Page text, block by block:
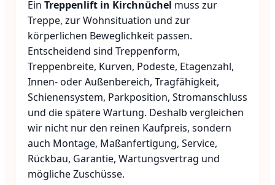
Ein Treppenlift in Kirchnüchel muss zur
Treppe, zur Wohnsituation und zur
körperlichen Beweglichkeit passen.
Entscheidend sind Treppenform,
Treppenbreite, Kurven, Podeste, Etagenzahl,
Innen- oder Außenbereich, Tragfähigkeit,
Schienensystem, Parkposition, Stromanschluss
und die spätere Wartung. Deshalb vergleichen
wir nicht nur den reinen Kaufpreis, sondern
auch Montage, Maßanfertigung, Service,
Rückbau, Garantie, Wartungsvertrag und
mögliche Zuschüsse.